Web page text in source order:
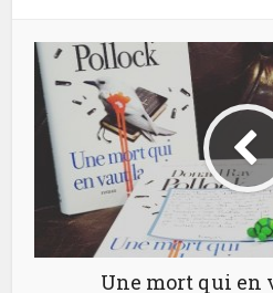
Une mort qui en